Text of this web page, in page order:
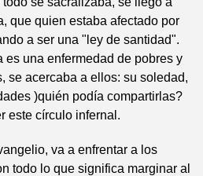
que quien estaba afectado por
a ser una "ley de santidad".
es una enfermedad de pobres y
se acercaba a ellos: su soledad,
)quién podía compartirlas?
este círculo infernal.
va a enfrentar a los
todo lo que significa marginar al